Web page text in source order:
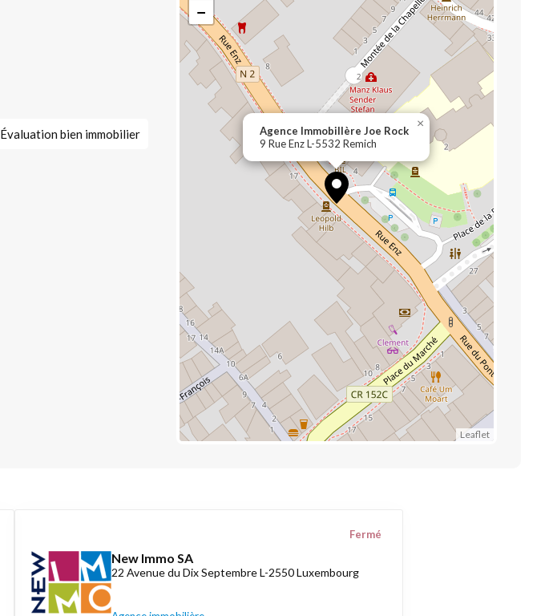
Évaluation bien immobilier
Agence Immobillère Joe Rock
9 Rue Enz L-5532 Remich
×
−
Leaflet
New Immo SA
22 Avenue du Dix Septembre L-2550 Luxembourg
Fermé